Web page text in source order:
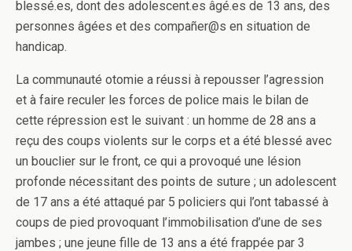
blessé.es, dont des adolescent.es âgé.es de 13 ans, des
personnes âgées et des compañer@s en situation de
handicap.
La communauté otomie a réussi à repousser l’agression
et à faire reculer les forces de police mais le bilan de
cette répression est le suivant : un homme de 28 ans a
reçu des coups violents sur le corps et a été blessé avec
un bouclier sur le front, ce qui a provoqué une lésion
profonde nécessitant des points de suture ; un adolescent
de 17 ans a été attaqué par 5 policiers qui l’ont tabassé à
coups de pied provoquant l’immobilisation d’une de ses
jambes ; une jeune fille de 13 ans a été frappée par 3